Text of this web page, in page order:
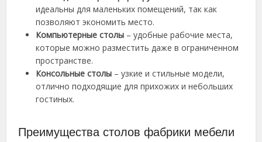
идеальны для маленьких помещений, так как
позволяют экономить место.
Компьютерные столы – удобные рабочие места,
которые можно разместить даже в ограниченном
пространстве.
Консольные столы – узкие и стильные модели,
отлично подходящие для прихожих и небольших
гостиных.
Преимущества столов фабрики мебели